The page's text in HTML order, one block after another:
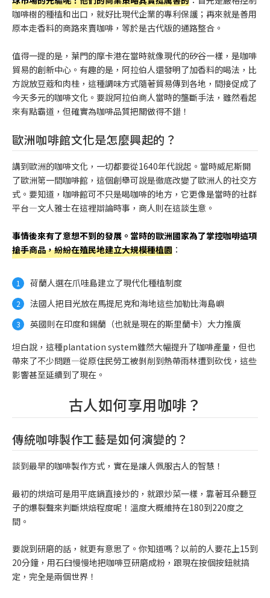
咖啡樹的種植和出口，就好比現代企業的專利保護；再來就是善用
原本走香料的商路來賣咖啡，等於是古代版的通路整合。
值得一提的是，葉門的摩卡港在當時就像現代的矽谷一樣，是咖啡
貿易的創新中心。有趣的是，阿拉伯人還發明了加香料的喝法，比
方說放豆蔻和肉桂，這種調味方式隨著貿易傳到各地，間接促成了
今天多元的咖啡文化。要說阿拉伯商人當時的壟斷手法，雖然看起
來有點霸道，但確實為咖啡品質把關做得不錯！
歐洲咖啡館文化是怎麼興起的？
講到歐洲的咖啡文化，一切都要從1640年代說起。當時威尼斯開
了歐洲第一間咖啡館，這個創舉可說是徹底改變了歐洲人的社交方
式。要知道，咖啡館可不只是喝咖啡的地方，它更像是當時的社群
平台—文人雅士在這裡辯論時事，商人則在這談生意。
事情後來有了意想不到的發展。當時的歐洲國家為了掌控咖啡這項
搶手商品，紛紛在殖民地建立大規模種植園 ：
荷蘭人選在爪哇島建立了現代化種植制度
法國人把目光放在馬提尼克和海地這些加勒比海島嶼
英國則在印度和錫蘭（也就是現在的斯里蘭卡）大力推廣
坦白說，這種plantation system雖然大幅提升了咖啡產量，但也
帶來了不少問題—從原住民勞工被剝削到熱帶雨林遭到砍伐，這些
影響甚至延續到了現在。
古人如何享用咖啡？
傳統咖啡製作工藝是如何演變的？
談到最早的咖啡製作方式，實在是讓人佩服古人的智慧！
最初的烘焙可是用平底鍋直接炒的，就跟炒菜一樣，靠著耳朵聽豆
子的爆裂聲來判斷烘焙程度呢！溫度大概維持在180到220度之
間。
要說到研磨的話，就更有意思了。你知道嗎？以前的人要花上15到
20分鐘，用石臼慢慢地把咖啡豆研磨成粉，跟現在按個按鈕就搞
定，完全是兩個世界！